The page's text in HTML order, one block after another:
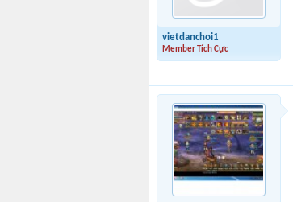
vietdanchoi1
Member Tích Cực